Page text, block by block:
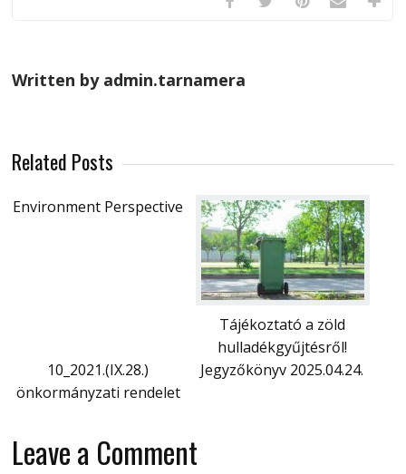
Written by admin.tarnamera
Related Posts
Environment Perspective
Tájékoztató a zöld
hulladékgyűjtésről!
10_2021.(IX.28.)
önkormányzati rendelet
Jegyzőkönyv 2025.04.24.
Leave a Comment